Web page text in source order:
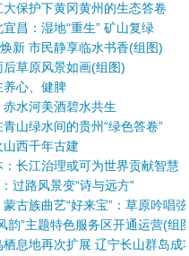
大保护下黄冈黄州的生态答卷
宜昌：湿地“重生” 矿山复绿
新 市民静享临水书香(组图)
草原风景如画(组图)
心、健脾
水河美酒碧水共生
青山绿水间的贵州“绿色答卷”
西千年古建
长江治理或可为世界贡献智慧
过路风景变“诗与远方”
蒙古族曲艺“好来宝”：草原吟唱
韵”主题特色服务区开通运营(组
息地再次扩展 辽宁长山群岛成